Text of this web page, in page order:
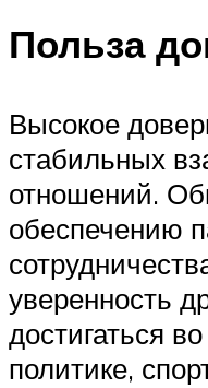
Польза
Высокое
стабильных
отношений.
обеспечению
уверенность
достигаться
политике,